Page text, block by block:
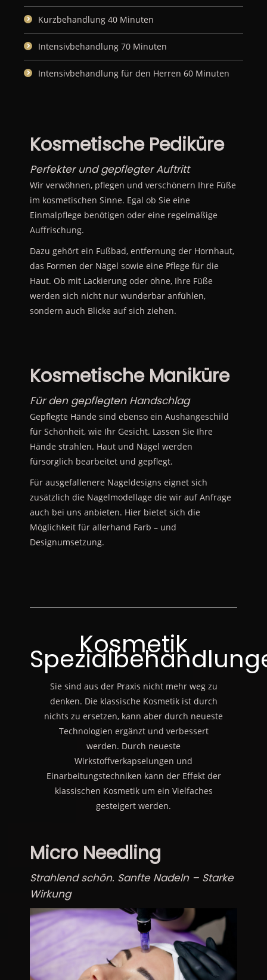
Kurzbehandlung 40 Minuten
Intensivbehandlung 70 Minuten
Intensivbehandlung für den Herren 60 Minuten
Kosmetische Pediküre
Perfekter und gepflegter Auftritt
Wir verwöhnen, pflegen und verschönern Ihre Füße
im kosmetischen Sinne. Egal ob Sie eine
Einmalpflege benötigen oder eine regelmäßige
Auffrischung.
Dazu gehört ein Fußbad, entfernung der Hornhaut,
das Formen der Nägel sowie eine Pflege für die
Haut. Ob mit Lackierung oder ohne, Ihre Füße
werden sich nicht nur wunderbar anfühlen,
sondern auch Blicke auf sich ziehen.
Kosmetische Maniküre
Für den gepflegten Handschlag
Gepflegte Hände sind ebenso ein Aushängeschild
für Schönheit, wie Ihr Gesicht. Lassen Sie Ihre
Hände strahlen. Haut und Nägel werden
fürsorglich bearbeitet und gepflegt.
Für ausgefallenere Nageldesigns eignet sich
zusätzlich die Nagelmodellage die wir auf Anfrage
auch bei uns anbieten. Hier bietet sich die
Möglichkeit für allerhand Farb – und
Designumsetzung.
Kosmetik
Sie sind aus der Praxis nicht mehr weg zu
denken. Die klassische Kosmetik ist durch
nichts zu ersetzen, kann aber durch neueste
Technologien ergänzt und verbessert
werden. Durch neueste
Wirkstoffverkapselungen und
Einarbeitungstechniken kann der Effekt der
klassischen Kosmetik um ein Vielfaches
gesteigert werden.
Micro Needling
Strahlend schön. Sanfte Nadeln – Starke
Wirkung